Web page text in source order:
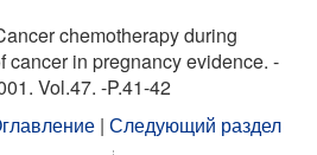
chemotherapy during
cancer in pregnancy evidence. -
Vol.47. -P.41-42
| Следующий раздел